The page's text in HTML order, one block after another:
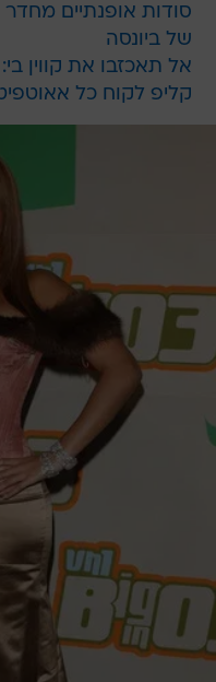
סודות אופנתיים
של ביונסה
אל תאכזבו את קווין
קליפ לקוח כל